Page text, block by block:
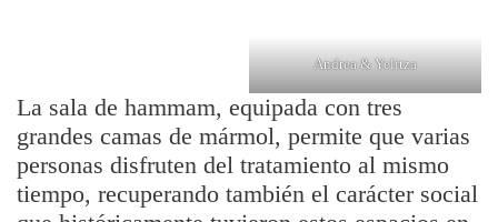
Andrea & Yelitza
La sala de hammam, equipada con tres
grandes camas de mármol, permite que varias
personas disfruten del tratamiento al mismo
tiempo, recuperando también el carácter social